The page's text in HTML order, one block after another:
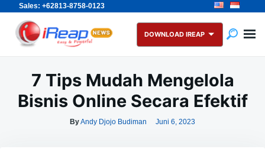
Sales: +62813-8758-0123
Skip
content
Search
for:
DOWNLOAD IREAP
7 Tips Mudah Mengelola
Bisnis Online Secara Efektif
ByAndy Djojo Budiman Juni 6, 2023